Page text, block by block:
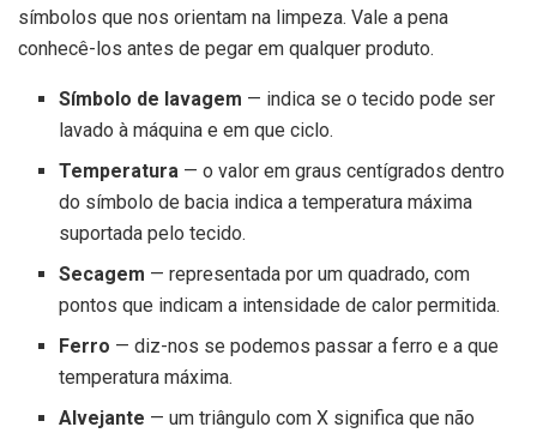
símbolos que nos orientam na limpeza. Vale a pena
conhecê-los antes de pegar em qualquer produto.
Símbolo de lavagem — indica se o tecido pode ser
lavado à máquina e em que ciclo.
Temperatura — o valor em graus centígrados dentro
do símbolo de bacia indica a temperatura máxima
suportada pelo tecido.
Secagem — representada por um quadrado, com
pontos que indicam a intensidade de calor permitida.
Ferro — diz-nos se podemos passar a ferro e a que
temperatura máxima.
Alvejante — um triângulo com X significa que não